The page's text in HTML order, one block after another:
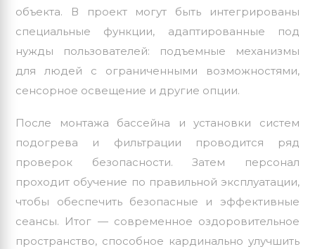
объекта. В проект могут быть интегрированы
специальные функции, адаптированные под
нужды пользователей: подъемные механизмы
для людей с ограниченными возможностями,
сенсорное освещение и другие опции.
После монтажа бассейна и установки систем
подогрева и фильтрации проводится ряд
проверок безопасности. Затем персонал
проходит обучение по правильной эксплуатации,
чтобы обеспечить безопасные и эффективные
сеансы. Итог — современное оздоровительное
пространство, способное кардинально улучшить